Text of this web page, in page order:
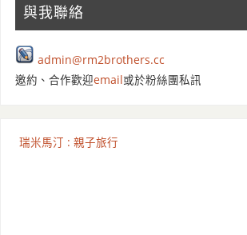
與我聯絡
admin@rm2brothers.cc
邀約、合作歡迎email或於粉絲團私訊
瑞米馬汀 : 親子旅行